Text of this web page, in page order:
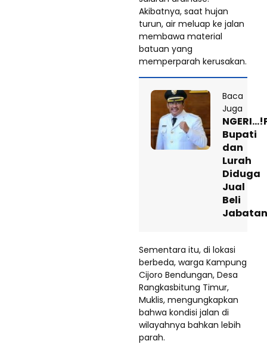
Akibatnya, saat hujan
turun, air meluap ke jalan
membawa material
batuan yang
memperparah kerusakan.
Baca
Juga
Bupati
dan
Lurah
Diduga
Jual
Beli
Jabatan
Sementara itu, di lokasi
berbeda, warga Kampung
Cijoro Bendungan, Desa
Rangkasbitung Timur,
Muklis, mengungkapkan
bahwa kondisi jalan di
wilayahnya bahkan lebih
parah.